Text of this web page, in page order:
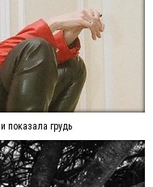
показала грудь